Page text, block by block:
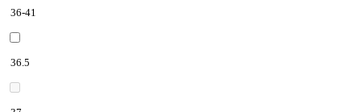
36-41
36.5